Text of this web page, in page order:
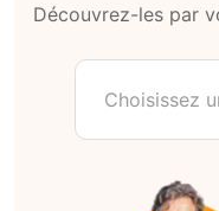
Découvrez-les par
Choisissez